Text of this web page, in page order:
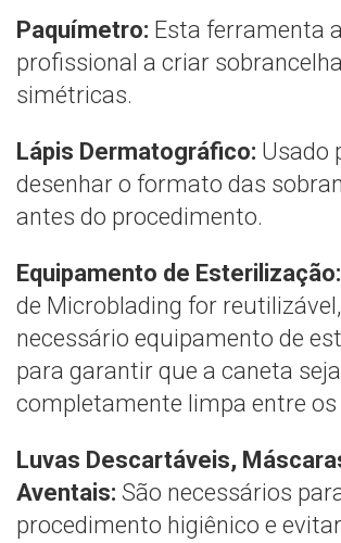
Paquímetro: Esta ferramenta
profissional a criar
simétricas.
Lápis Dermatográfico: Usado
desenhar o formato das
antes do procedimento.
Equipamento de Esterilização:
de Microblading for
necessário equipamento de
para garantir que a caneta seja
completamente limpa entre os
Luvas Descartáveis,
Aventais: São necessários
procedimento higiênico e